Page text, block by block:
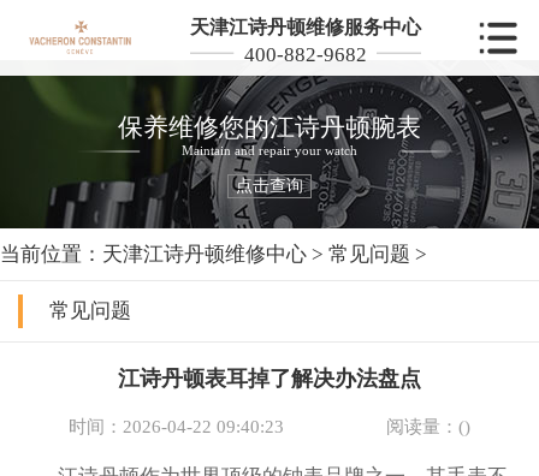
天津江诗丹顿维修服务中心
400-882-9682
保养维修您的江诗丹顿腕表
Maintain and repair your watch
点击查询
当前位置： 天津江诗丹顿维修中心 > 常见问题 >
常见问题
江诗丹顿表耳掉了解决办法盘点
时间：2026-04-22 09:40:23 阅读量：()